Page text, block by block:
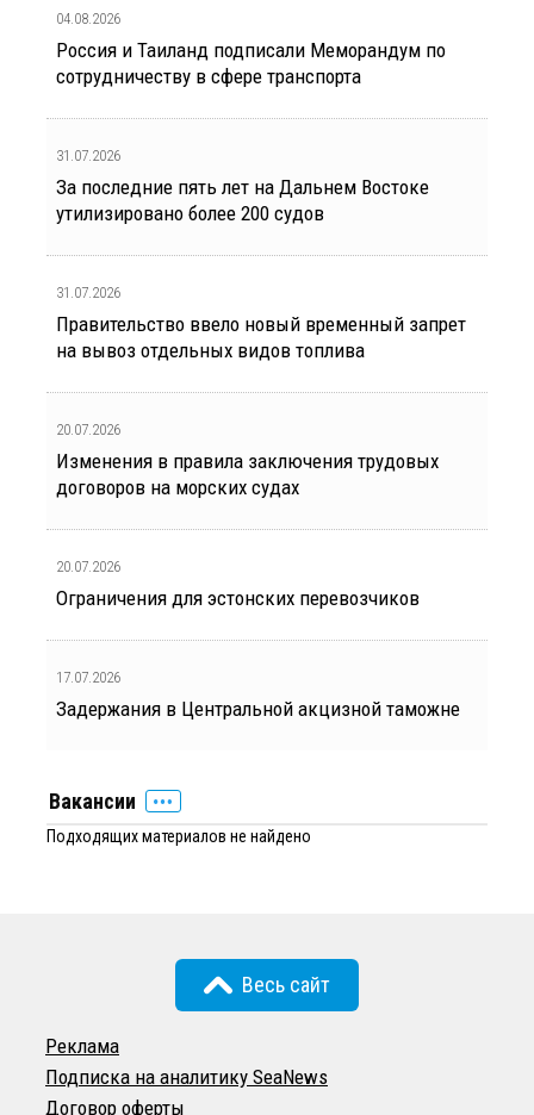
04.08.2026
Россия и Таиланд подписали Меморандум по
сотрудничеству в сфере транспорта
31.07.2026
За последние пять лет на Дальнем Востоке
утилизировано более 200 судов
31.07.2026
Правительство ввело новый временный запрет
на вывоз отдельных видов топлива
20.07.2026
Изменения в правила заключения трудовых
договоров на морских судах
20.07.2026
Ограничения для эстонских перевозчиков
17.07.2026
Задержания в Центральной акцизной таможне
Вакансии
Подходящих материалов не найдено
Весь сайт
Реклама
Подписка на аналитику SeaNews
Договор оферты